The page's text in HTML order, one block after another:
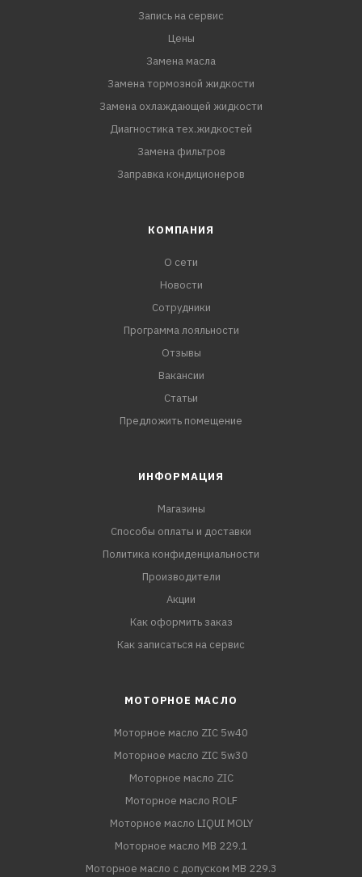
Запись на сервис
Цены
Замена масла
Замена тормозной жидкости
Замена охлаждающей жидкости
Диагностика тех.жидкостей
Замена фильтров
Заправка кондиционеров
КОМПАНИЯ
О сети
Новости
Сотрудники
Программа лояльности
Отзывы
Вакансии
Статьи
Предложить помещение
ИНФОРМАЦИЯ
Магазины
Способы оплаты и доставки
Политика конфиденциальности
Производители
Акции
Как оформить заказ
Как записаться на сервис
МОТОРНОЕ МАСЛО
Моторное масло ZIC 5w40
Моторное масло ZIC 5w30
Моторное масло ZIC
Моторное масло ROLF
Моторное масло LIQUI MOLY
Моторное масло MB 229.1
Моторное масло с допуском MB 229.3